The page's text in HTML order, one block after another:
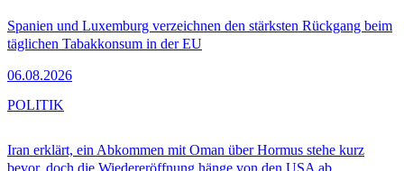
Spanien und Luxemburg verzeichnen den stärksten Rückgang beim
täglichen Tabakkonsum in der EU
06.08.2026
Iran erklärt, ein Abkommen mit Oman über Hormus stehe kurz
POLITIK